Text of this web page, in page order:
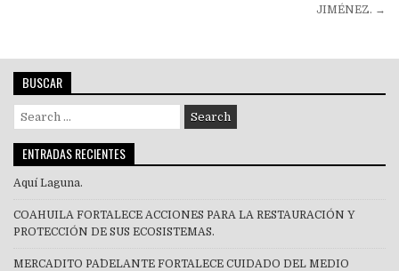
JIMÉNEZ. →
BUSCAR
Search
for:
ENTRADAS RECIENTES
Aquí Laguna.
COAHUILA FORTALECE ACCIONES PARA LA RESTAURACIÓN Y
PROTECCIÓN DE SUS ECOSISTEMAS.
MERCADITO PA´DELANTE FORTALECE CUIDADO DEL MEDIO